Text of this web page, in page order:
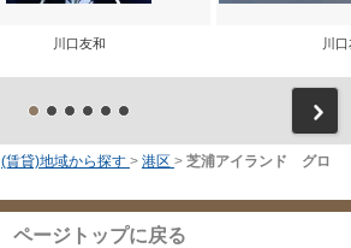
川口友和 川
(賃貸)地域から探す > 港区 > 芝浦アイランド グロ
ページトップに戻る